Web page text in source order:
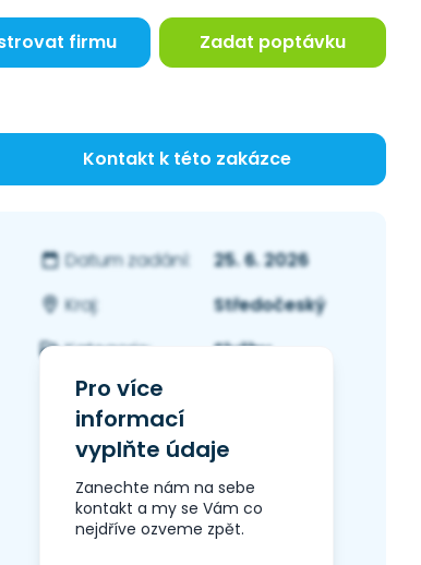
firmu Zadat poptávku
Kontakt k této zakázce
Datum zadání:
25. 6. 2026
Kraj:
Středočeský
Kategorie:
Služby
Pro více
informací
vyplňte údaje
Zanechte nám na sebe
kontakt a my se Vám co
nejdříve ozveme zpět.